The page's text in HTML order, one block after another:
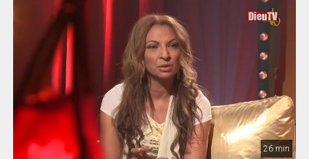
26 min